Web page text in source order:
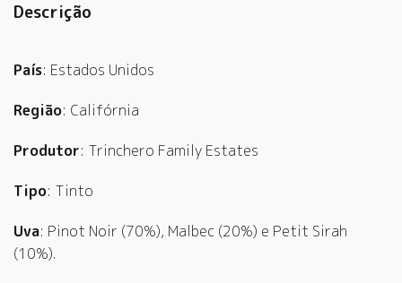
Descrição
País: Estados Unidos
Região: Califórnia
Produtor: Trinchero Family Estates
Tipo: Tinto
Uva: Pinot Noir (70%), Malbec (20%) e Petit Sirah
(10%).